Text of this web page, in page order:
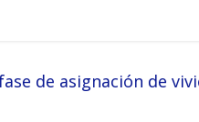
de asignación de